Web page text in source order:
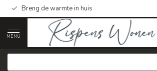
Breng de warmte in huis
MENU